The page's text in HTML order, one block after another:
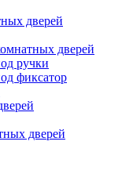
дверей
дверей
ручки
фиксатор
дверей